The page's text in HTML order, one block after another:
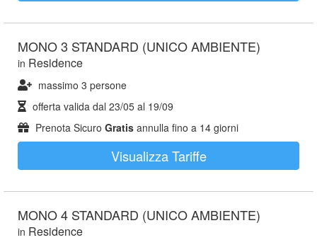
MONO 3 STANDARD (UNICO AMBIENTE)
in Residence
massimo 3 persone
offerta valida dal 23/05 al 19/09
Prenota Sicuro Gratis annulla fino a 14 giorni
Visualizza Tariffe
MONO 4 STANDARD (UNICO AMBIENTE)
in Residence